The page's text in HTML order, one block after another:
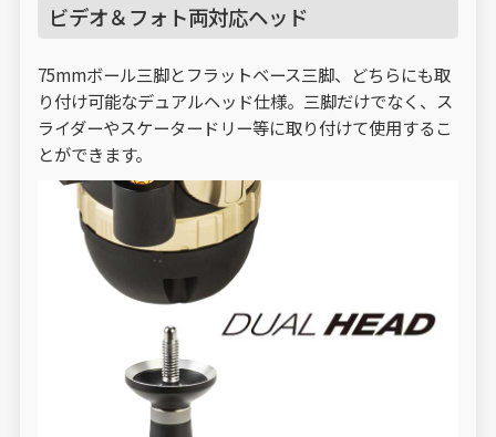
ビデオ＆フォト両対応ヘッド
75mmボール三脚とフラットベース三脚、どちらにも取
り付け可能なデュアルヘッド仕様。三脚だけでなく、ス
ライダーやスケータードリー等に取り付けて使用するこ
とができます。